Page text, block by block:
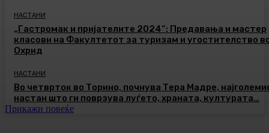
НАСТАНИ
„Гастромак и пријателите 2024“: Предавања и мастер
класови на Факултетот за туризам и угостителство
Охрид
НАСТАНИ
Во четврток во Торино, почнува Тера Мадре,
настан што ги поврзува луѓето, храната, културата…
Прикажи повеќе